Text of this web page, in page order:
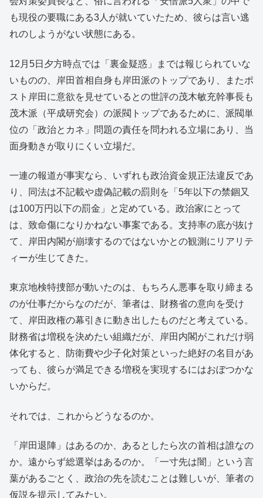
も現役の要職にある3人が就いていたため、彼らは言い逃
れのしようがない状態にある。
12月5日夕方時点では「裏金疑惑」までは報じられていな
いものの、岸田首相自身も岸田派のトップであり、またポ
スト岸田に意欲を見せているとの世評の茂木敏充幹事長も
茂木派（平成研究会）の派閥トップであるために、派閥単
位の「政治とカネ」問題の責任を問われる立場にあり、当
面身動きが取りにくい立場だ。
一連の報道が事実なら、いずれも政治資金規正法違反であ
り、同法は不記載や虚偽記載の罰則を「5年以下の禁錮又
は100万円以下の罰金」と定めている。政治家にとって
は、致命傷になりかねない事案である。支持率の底が抜け
て、岸田内閣が崩壊するのではないかとの観測にリアリテ
ィーが生じてきた。
東京地検特捜部が動いたのは、もちろん悪事を取り締まる
のが仕事だからなのだが、筆者は、財務省の意向を受け
て、岸田政権の幕引きに動き出したものだと考えている。
財務省は増税を決めたい組織だが、岸田内閣がこれだけ弱
体化すると、防衛費や少子化対策といった絶好の名目があ
っても、彼らが満足できる増税を実現するにはおぼつかな
いからだ。
それでは、これからどうなるのか。
「岸田退陣」はあるのか、あるとしたら次の首相は誰なの
か。遠からず総選挙はあるのか。「一寸先は闇」という言
葉があるごとく、政治の先を読むことは難しいが、筆者の
仮説を提示してみたい。